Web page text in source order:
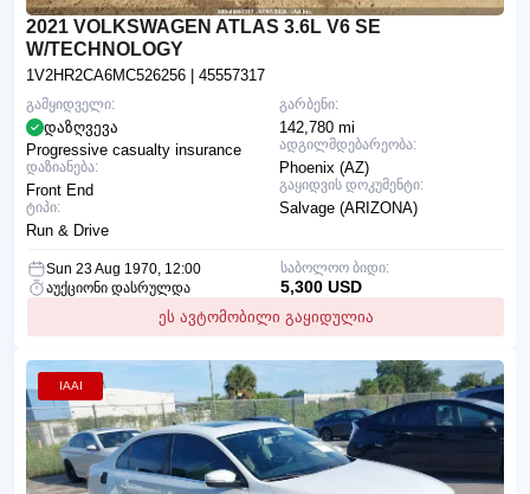
2021 VOLKSWAGEN ATLAS 3.6L V6 SE
W/TECHNOLOGY
1V2HR2CA6MC526256 | 45557317
გარბენი:
142,780 mi
ადგილმდებარეობა:
Phoenix (AZ)
გაყიდვის დოკუმენტი:
Salvage (ARIZONA)
გამყიდველი:
დაზღვევა
Progressive casualty insurance
დაზიანება:
Front End
ტიპი:
Run & Drive
Sun 23 Aug 1970, 12:00
აუქციონი დასრულდა
ეს ავტომობილი გაყიდულია
საბოლოო ბიდი:
5,300 USD
IAAI